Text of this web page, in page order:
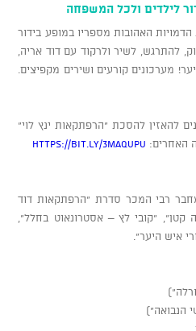
לילדים ולכל המשפחה
האהובות מספריו במופע בידור
להתרגש, לשיר ולרקוד עם דוד אריה,
מערכונים קורעים ושירים מקפיצים.
להאזין להסכת "הרפתקאות ינץ לוי"
האחרים: https://bit.ly/3MAqupu
רבי המכר סדרת "הרפתקאות דוד
"קובי לץ – אסטרונאוט בחלל",
איש היער".
הנבואה")